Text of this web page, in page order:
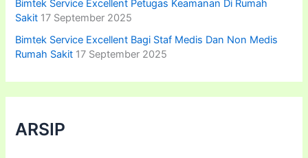
Bimtek Service Excellent Petugas Keamanan Di Rumah
Sakit 17 September 2025
Bimtek Service Excellent Bagi Staf Medis Dan Non Medis
Rumah Sakit 17 September 2025
ARSIP